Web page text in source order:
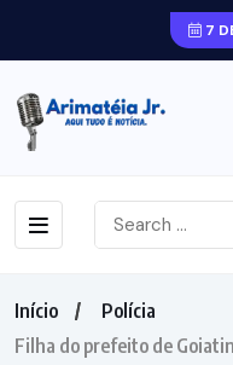
7
Início
Polícia
Filha do prefeito de